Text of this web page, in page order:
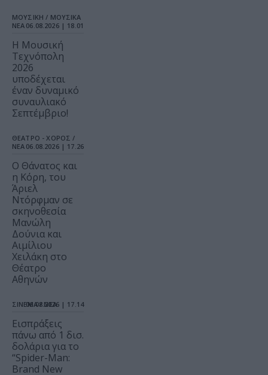
ΜΟΥΣΙΚΗ / ΜΟΥΣΙΚΑ
ΝΕΑ 06.08.2026 | 18.01
Η Μουσική
Τεχνόπολη
2026
υποδέχεται
έναν δυναμικό
συναυλιακό
Σεπτέμβριο!
ΘΕΑΤΡΟ - ΧΟΡΟΣ /
ΝΕΑ 06.08.2026 | 17.26
Ο Θάνατος και
η Κόρη, του
Άριελ
Ντόρφμαν σε
σκηνοθεσία
Μανώλη
Δούνια και
Αιμίλιου
Χειλάκη στο
Θέατρο
Αθηνών
ΣΙΝΕΜΑ / ΝΕΑ
06.08.2026 | 17.14
Εισπράξεις
πάνω από 1 δισ.
δολάρια για το
“Spider-Man:
Brand New